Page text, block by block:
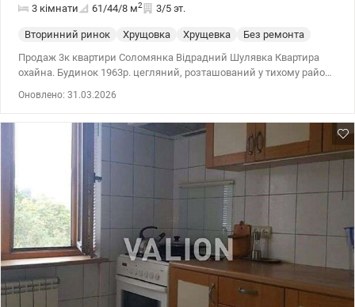
3 кімнати 61/44/8 м2 3/5 эт.
Вторинний ринок Хрущовка Хрущевка
Без ремонта
Продаж 3к квартири Соломянка Відрадний Шулявка Квартира
охайна. Будинок 1963р. цегляний, розташований у тихому районі
стіни шпалери, повністю мебльована. В такому виглядi все
залишється. В домi магазини овочевий, гастроном, перукарня. У
кроковій доступності магазини, базарчик, аптека, дитсадок,
школа. Зручна транспортна розвязка. Біля будинку автобусна та
тролейбусна зупинки, їдуть прямо до метро. Поверх третiй
пятиповерхового будинку. Висота стелі Н = 2.6м; Площа загальна
61м2; Житлова 43,9м2; Кухня 7,6 м2; Передпокій 4,3 м2; Ванна 1,8
м2; Туалет 0,9 м2. Кухня, ванна кімната, туалет облицьовані
плиткою. Продається квартира разом із металевим гаражем N77
площею 18.2м2 6х3м. Гараж двоярусний з підвальним
приміщенням на весь гараж такої ж площі і висоти, як гараж. Вiд
дома 7 хвилин автокооператив Факел Тел.(044) 200-10-80
Оновлено: 31.03.2026